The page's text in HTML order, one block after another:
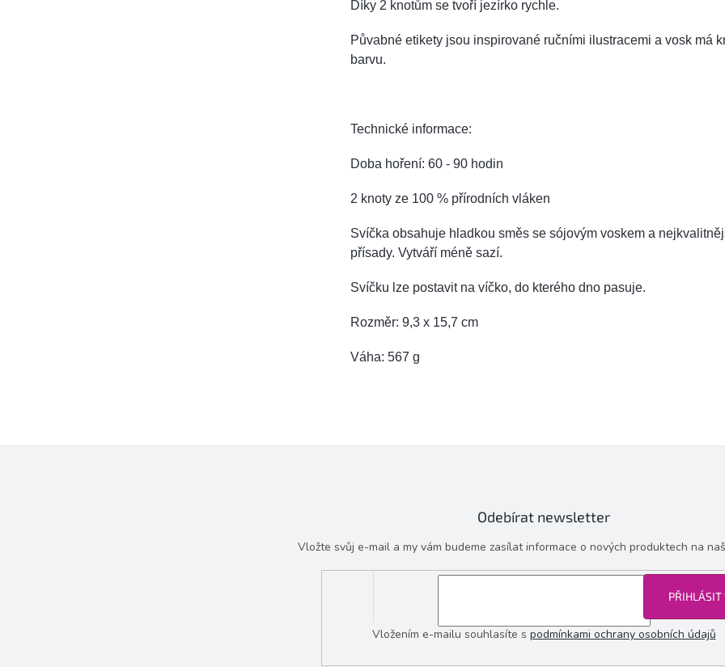
Díky 2 knotům se tvoří jezírko rychle.
Půvabné etikety jsou inspirované ručními ilustracemi a vosk má
barvu.
Technické informace:
Doba hoření: 60 - 90 hodin
2 knoty ze 100 % přírodních vláken
Svíčka obsahuje hladkou směs se sójovým voskem a
přísady. Vytváří méně sazí.
Svíčku lze postavit na víčko, do kterého dno pasuje.
Rozměr: 9,3 x 15,7 cm
Váha: 567 g
Odebírat newsletter
Vložte svůj e-mail a my vám budeme zasílat informace o nových produktech na
Vložením e-mailu souhlasíte s podmínkami ochrany osobních údajů
PŘIHLÁSIT